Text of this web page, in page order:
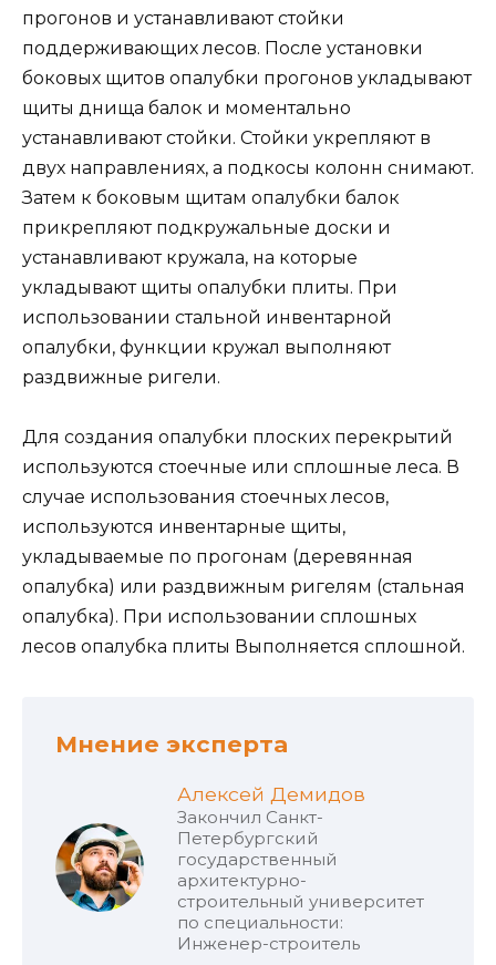
прогонов и устанавливают стойки
поддерживающих лесов. После установки
боковых щитов опалубки прогонов укладывают
щиты днища балок и моментально
устанавливают стойки. Стойки укрепляют в
двух направлениях, а подкосы колонн снимают.
Затем к боковым щитам опалубки балок
прикрепляют подкружальные доски и
устанавливают кружала, на которые
укладывают щиты опалубки плиты. При
использовании стальной инвентарной
опалубки, функции кружал выполняют
раздвижные ригели.
Для создания опалубки плоских перекрытий
используются стоечные или сплошные леса. В
случае использования стоечных лесов,
используются инвентарные щиты,
укладываемые по прогонам (деревянная
опалубка) или раздвижным ригелям (стальная
опалубка). При использовании сплошных
лесов опалубка плиты Выполняется сплошной.
Мнение эксперта
Алексей Демидов
Закончил Санкт-
Петербургский
государственный
архитектурно-
строительный университет
по специальности:
Инженер-строитель